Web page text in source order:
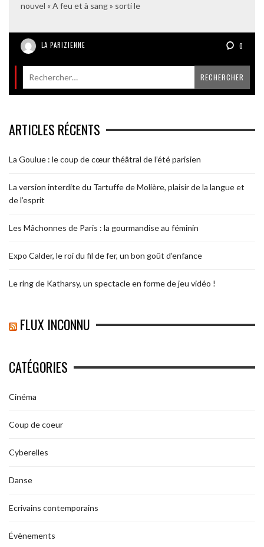
nouvel « A feu et à sang » sorti le
LA PARIZIENNE 0
ARTICLES RÉCENTS
La Goulue : le coup de cœur théâtral de l’été parisien
La version interdite du Tartuffe de Molière, plaisir de la langue et
de l’esprit
Les Mâchonnes de Paris : la gourmandise au féminin
Expo Calder, le roi du fil de fer, un bon goût d’enfance
Le ring de Katharsy, un spectacle en forme de jeu vidéo !
FLUX INCONNU
CATÉGORIES
Cinéma
Coup de coeur
Cyberelles
Danse
Ecrivains contemporains
Évènements